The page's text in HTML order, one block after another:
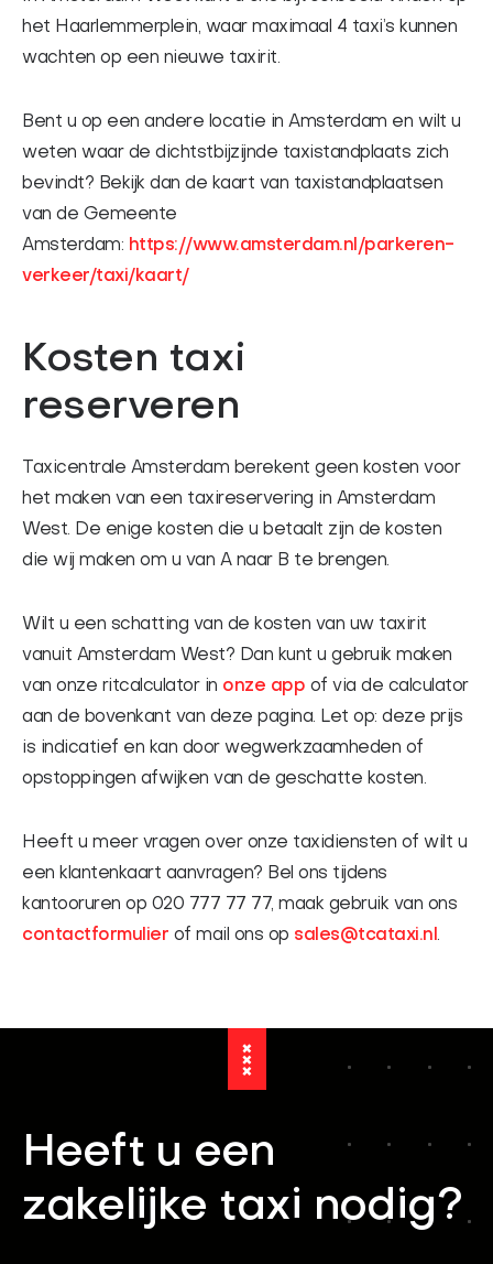
het Haarlemmerplein, waar maximaal 4 taxi’s kunnen
wachten op een nieuwe taxirit.
Bent u op een andere locatie in Amsterdam en wilt u
weten waar de dichtstbijzijnde taxistandplaats zich
bevindt? Bekijk dan de kaart van taxistandplaatsen
van de Gemeente
Amsterdam: https://www.amsterdam.nl/parkeren-
verkeer/taxi/kaart/
Kosten taxi
reserveren
Taxicentrale Amsterdam berekent geen kosten voor
het maken van een taxireservering in Amsterdam
West. De enige kosten die u betaalt zijn de kosten
die wij maken om u van A naar B te brengen.
Wilt u een schatting van de kosten van uw taxirit
vanuit Amsterdam West? Dan kunt u gebruik maken
van onze ritcalculator in onze app of via de calculator
aan de bovenkant van deze pagina. Let op: deze prijs
is indicatief en kan door wegwerkzaamheden of
opstoppingen afwijken van de geschatte kosten.
Heeft u meer vragen over onze taxidiensten of wilt u
een klantenkaart aanvragen? Bel ons tijdens
kantooruren op 020 777 77 77, maak gebruik van ons
contactformulier of mail ons op sales@tcataxi.nl .
Heeft u een
zakelijke taxi nodig?